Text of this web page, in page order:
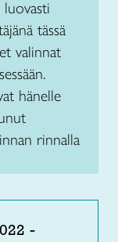
tässä
valinnat
hänelle
rinnalla
-